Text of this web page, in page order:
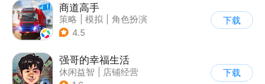
商道高手
策略 模拟
角色扮演
| 收集
4.5
下载
强哥的幸福生活
休闲益智
店铺经营
下载